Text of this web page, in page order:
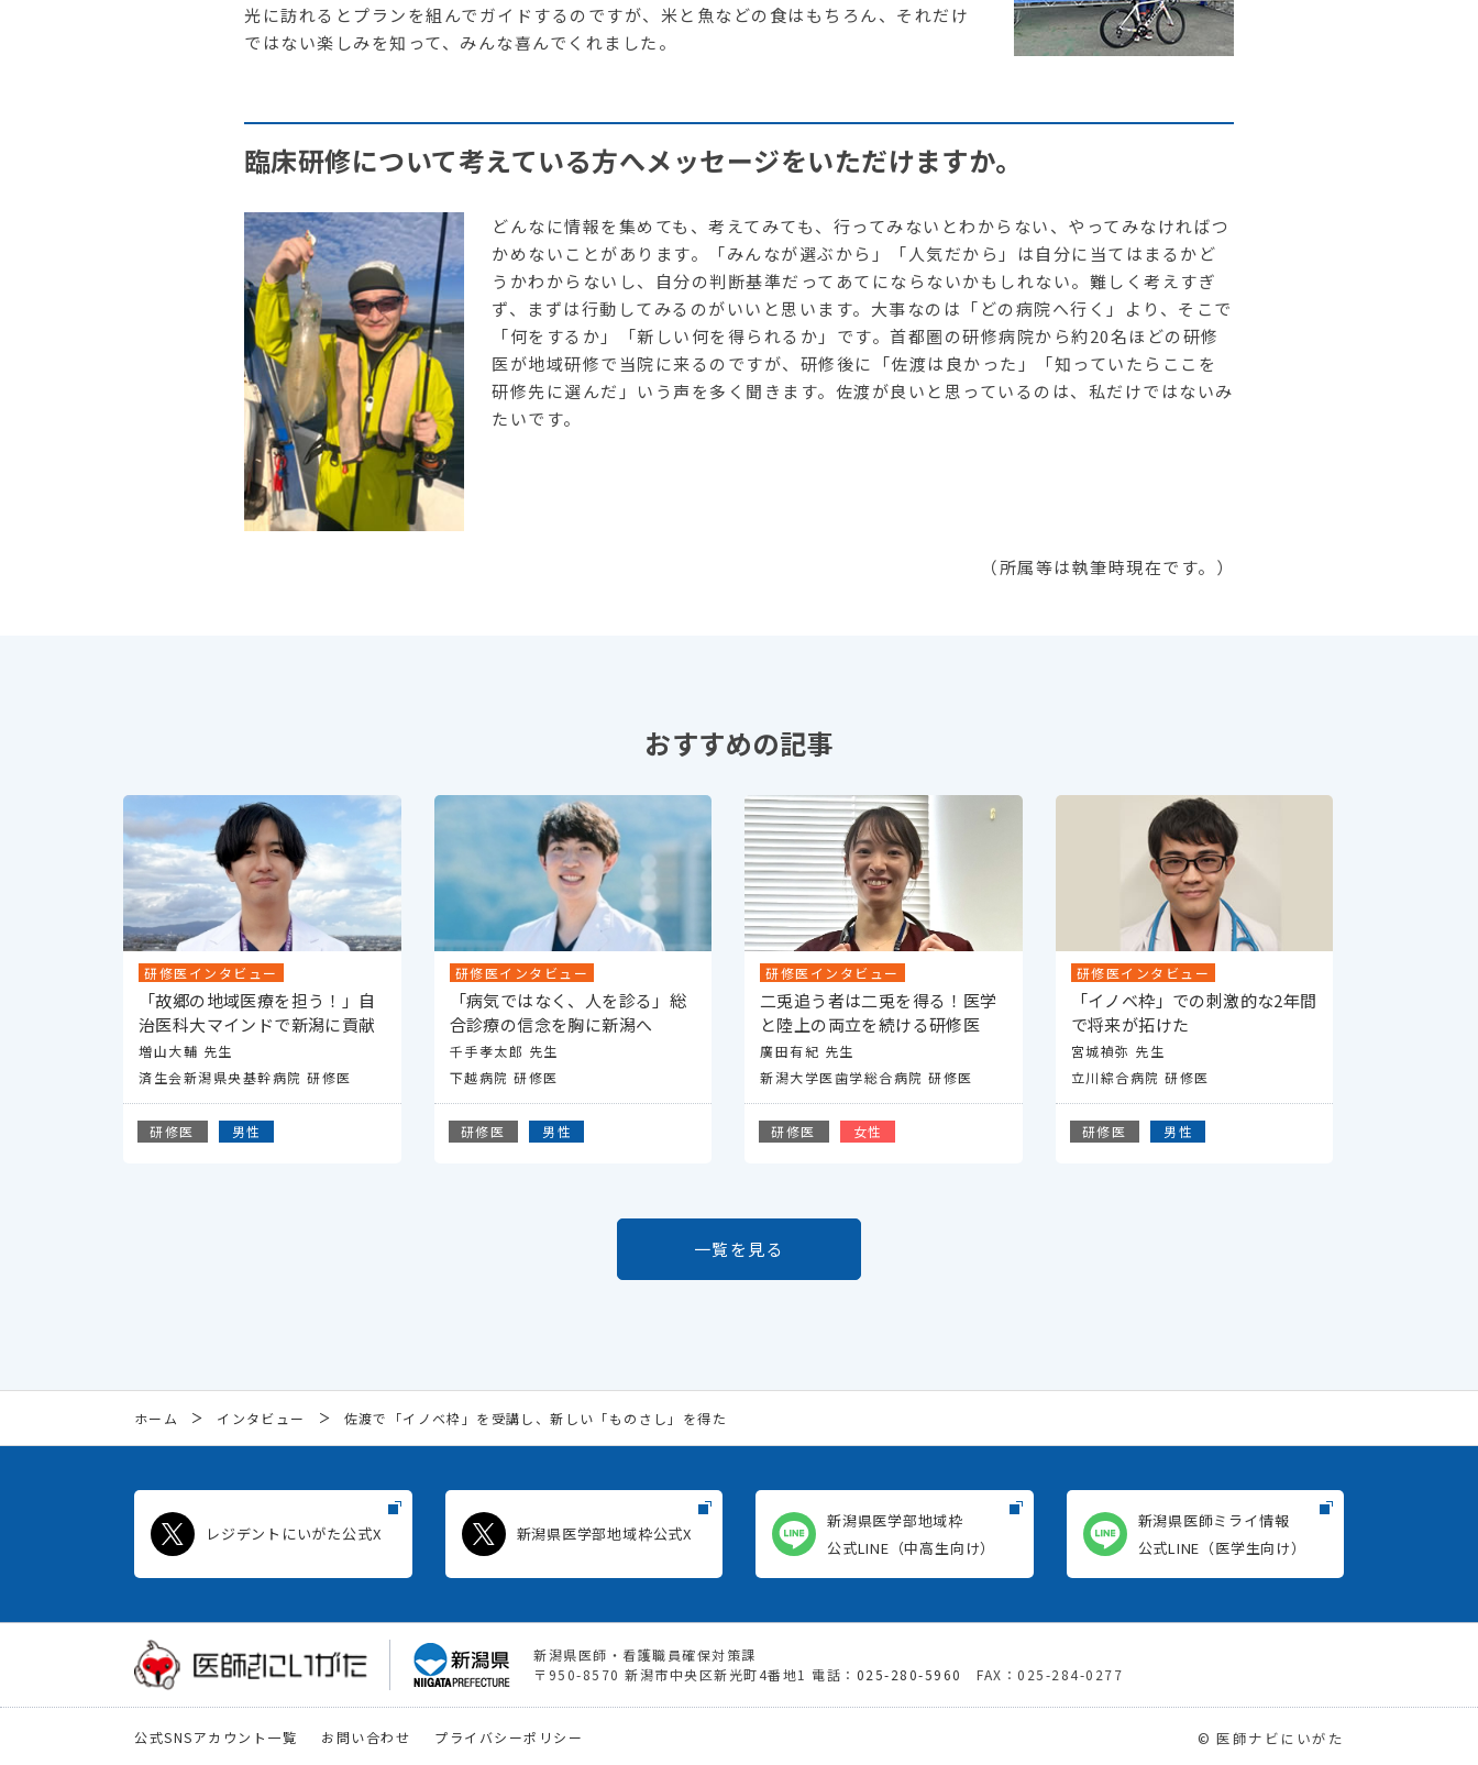
光に訪れるとプランを組んでガイドするのですが、米と魚などの食はもちろん、それだけ
ではない楽しみを知って、みんな喜んでくれました。
臨床研修について考えている方へメッセージをいただけますか。
どんなに情報を集めても、考えてみても、行ってみないとわからない、やってみなければつ
かめないことがあります。「みんなが選ぶから」「人気だから」は自分に当てはまるかど
うかわからないし、自分の判断基準だってあてにならないかもしれない。難しく考えすぎ
ず、まずは行動してみるのがいいと思います。大事なのは「どの病院へ行く」より、そこで
「何をするか」「新しい何を得られるか」です。首都圏の研修病院から約20名ほどの研修
医が地域研修で当院に来るのですが、研修後に「佐渡は良かった」「知っていたらここを
研修先に選んだ」いう声を多く聞きます。佐渡が良いと思っているのは、私だけではないみ
たいです。
（所属等は執筆時現在です。）
おすすめの記事
研修医インタビュー
「故郷の地域医療を担う！」自
治医科大マインドで新潟に貢献
増山大輔 先生
済生会新潟県央基幹病院 研修医
研修医 男性
研修医インタビュー
「病気ではなく、人を診る」総
合診療の信念を胸に新潟へ
千手孝太郎 先生
下越病院 研修医
研修医 男性
研修医インタビュー
二兎追う者は二兎を得る！医学
と陸上の両立を続ける研修医
廣田有紀 先生
新潟大学医歯学総合病院 研修医
研修医 女性
研修医インタビュー
「イノベ枠」での刺激的な2年間
で将来が拓けた
宮城禎弥 先生
立川綜合病院 研修医
研修医 男性
一覧を見る
ホーム インタビュー 佐渡で「イノベ枠」を受講し、新しい「ものさし」を得た
レジデントにいがた公式X 新潟県医学部地域枠公式X
新潟県医学部地域枠
公式LINE（中高生向け）
新潟県医師ミライ情報
公式LINE（医学生向け）
新潟県医師・看護職員確保対策課
〒950-8570 新潟市中央区新光町4番地1 電話： 025-280-5960 FAX：025-284-0277
公式SNSアカウント一覧 お問い合わせ プライバシーポリシー © 医師ナビにいがた